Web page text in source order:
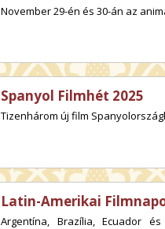
November 29-én és 30-án az
Spanyol Filmhét 2025
Tizenhárom új film
Latin-Amerikai
Argentína, Brazília, Ecuador